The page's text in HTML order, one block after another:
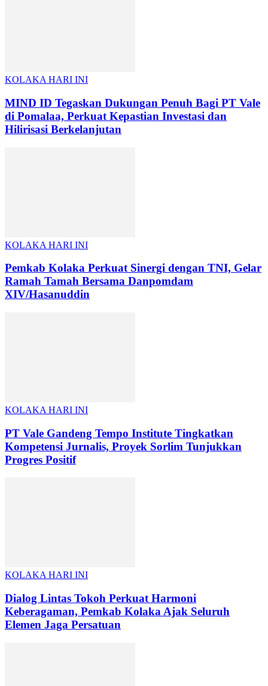
KOLAKA HARI INI
MIND ID Tegaskan Dukungan Penuh Bagi PT Vale
di Pomalaa, Perkuat Kepastian Investasi dan
Hilirisasi Berkelanjutan
KOLAKA HARI INI
Pemkab Kolaka Perkuat Sinergi dengan TNI, Gelar
Ramah Tamah Bersama Danpomdam
XIV/Hasanuddin
KOLAKA HARI INI
PT Vale Gandeng Tempo Institute Tingkatkan
Kompetensi Jurnalis, Proyek Sorlim Tunjukkan
Progres Positif
KOLAKA HARI INI
Dialog Lintas Tokoh Perkuat Harmoni
Keberagaman, Pemkab Kolaka Ajak Seluruh
Elemen Jaga Persatuan